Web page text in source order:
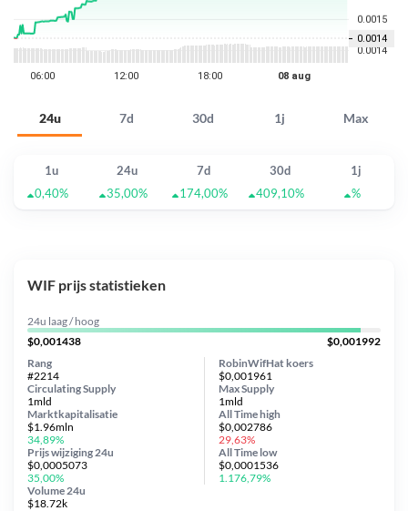
24u 7d 30d 1j Max
1u 24u 7d 30d
1j
0,40%
35,00% 174,00% 409,10% %
WIF prijs statistieken
24u laag / hoog
$0,001438
$0,001992
RobinWifHat koers
$0,001961
Circulating Supply
1mld
Prijs wijziging 24u
$0,0005073
35,00%
Max Supply
1mld
Marktkapitalisatie
$1.96mln
34,89%
Volume 24u
$18.72k
Rang
#2214
All Timehigh
$0,002786
29,63%
All Time low
$0,0001536
1.176,79%